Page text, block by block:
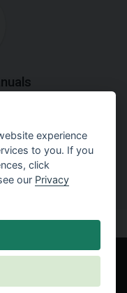
how
experience
to you. If you
click
our Privacy